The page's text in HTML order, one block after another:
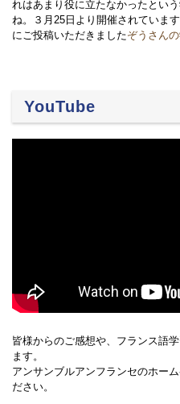
れはあまり役に立たなかったとい
ね。３月25日より開催されています
にご投稿いただきましたぞうさん
YouTube
皆様からのご感想や、フランス語
ます。
アンサンブルアンフランセのホー
ださい。